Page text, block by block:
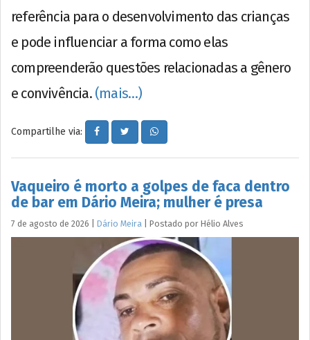
referência para o desenvolvimento das crianças
e pode influenciar a forma como elas
compreenderão questões relacionadas a gênero
e convivência. (mais…)
Compartilhe via:
Vaqueiro é morto a golpes de faca dentro
de bar em Dário Meira; mulher é presa
7 de agosto de 2026 Dário Meira Postado por Hélio Alves